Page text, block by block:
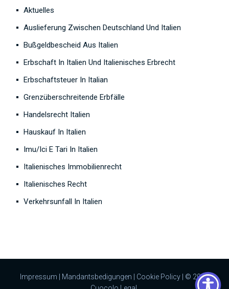
Aktuelles
Auslieferung Zwischen Deutschland Und Italien
Bußgeldbescheid Aus Italien
Erbschaft In Italien Und Italienisches Erbrecht
Erbschaftsteuer In Italian
Grenzüberschreitende Erbfälle
Handelsrecht Italien
Hauskauf In Italien
Imu/Ici E Tari In Italien
Italienisches Immobilienrecht
Italienisches Recht
Verkehrsunfall In Italien
Impressum Mandantsbedigungen Cookie Policy | © 2023